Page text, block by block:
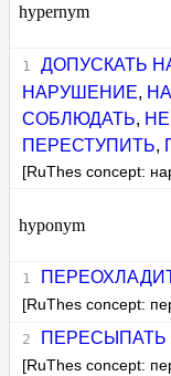
hypernym
ДОПУСКАТЬ
НАРУШЕНИЕ,
СОБЛЮДАТЬ,
ПЕРЕСТУПИТЬ,
[RuThes concept:
hyponym
[RuThes concept:
ПЕРЕСЫПАТЬ
[RuThes concept: